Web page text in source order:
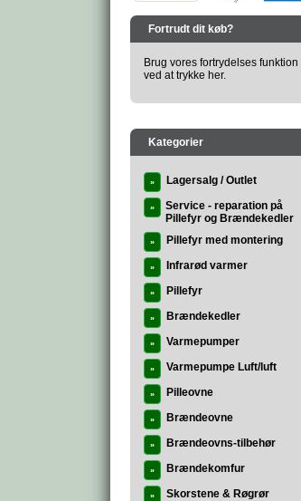
Fortrudt dit køb?
Brug vores fortrydelses funktion
ved at trykke her.
Kategorier
» Lagersalg / Outlet
»
Service - reparation på
Pillefyr og Brændekedler
» Pillefyr med montering
» Infrarød varmer
» Pillefyr
» Brændekedler
» Varmepumper
» Varmepumpe Luft/luft
» Pilleovne
» Brændeovne
» Brændeovns-tilbehør
» Brændekomfur
» Skorstene & Røgrør